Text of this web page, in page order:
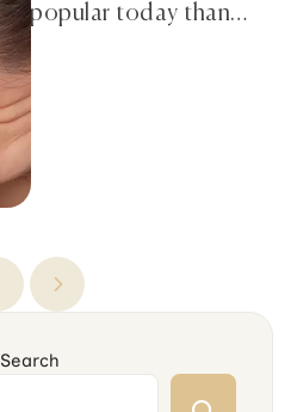
popular today than
ever before, thanks to
the ease of the
procedure and
Search